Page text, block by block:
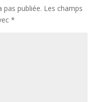
pas publiée. Les champs
*